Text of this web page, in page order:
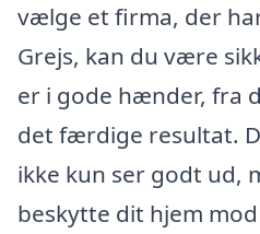
vælge et firma, der
Grejs, kan du være
er i gode hænder, fra
det færdige resultat.
ikke kun ser godt ud,
beskytte dit hjem